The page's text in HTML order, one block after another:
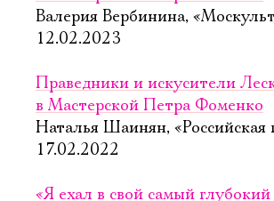
Валерия Вербинина,
12.02.2023
Праведники и искусители
в Мастерской Петра Фоменко
Наталья Шаинян, «Российская
17.02.2022
«Я ехал в свой самый